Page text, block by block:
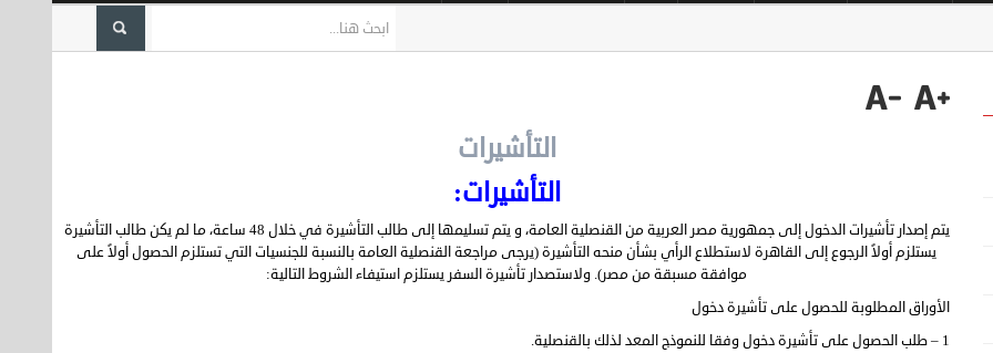
التأشيرات
التأشيرات:
يتم إصدار تأشيرات الدخول إلى جمهورية مصر العربية من القنصلية العامة، و يتم تسليمها إلى طالب التأشيرة في خلال 48 ساعة، ما لم يكن طالب التأشيرة
يستلزم أولاً الرجوع إلى القاهرة لاستطلاع الرأي بشأن منحه التأشيرة (يرجى مراجعة القنصلية العامة بالنسبة للجنسيات التي تستلزم الحصول أولاً على
موافقة مسبقة من مصر). ولاستصدار تأشيرة السفر يستلزم استيفاء الشروط التالية:
الأوراق المطلوبة للحصول على تأشيرة دخول
1 – طلب الحصول على تأشيرة دخول وفقا للنموذج المعد لذلك بالقنصلية.